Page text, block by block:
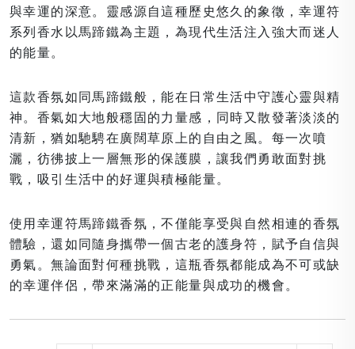
與幸運的深意。靈感源自這種歷史悠久的象徵，幸運符
系列香水以馬蹄鐵為主題，為現代生活注入強大而迷人
的能量。
這款香氛如同馬蹄鐵般，能在日常生活中守護心靈與精
神。香氣如大地般穩固的力量感，同時又散發著淡淡的
清新，猶如馳騁在廣闊草原上的自由之風。每一次噴
灑，彷彿披上一層無形的保護膜，讓我們勇敢面對挑
戰，吸引生活中的好運與積極能量。
使用幸運符馬蹄鐵香氛，不僅能享受與自然相連的香氛
體驗，還如同隨身攜帶一個古老的護身符，賦予自信與
勇氣。無論面對何種挑戰，這瓶香氛都能成為不可或缺
的幸運伴侶，帶來滿滿的正能量與成功的機會。